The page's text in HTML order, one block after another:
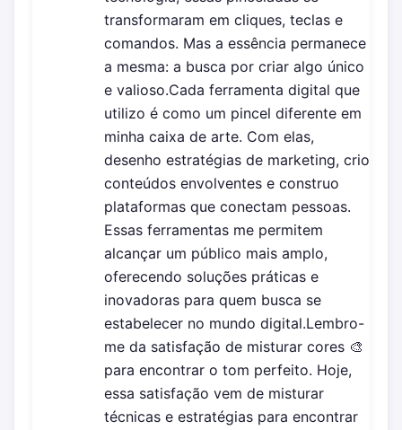
transformaram em cliques, teclas e
comandos. Mas a essência permanece
a mesma: a busca por criar algo único
e valioso.Cada ferramenta digital que
utilizo é como um pincel diferente em
minha caixa de arte. Com elas,
desenho estratégias de marketing, crio
conteúdos envolventes e construo
plataformas que conectam pessoas.
Essas ferramentas me permitem
alcançar um público mais amplo,
oferecendo soluções práticas e
inovadoras para quem busca se
estabelecer no mundo digital.Lembro-
me da satisfação de misturar cores 🎨
para encontrar o tom perfeito. Hoje,
essa satisfação vem de misturar
técnicas e estratégias para encontrar